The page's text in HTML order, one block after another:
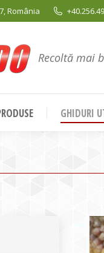
România
Recoltă mai
GHIDURI